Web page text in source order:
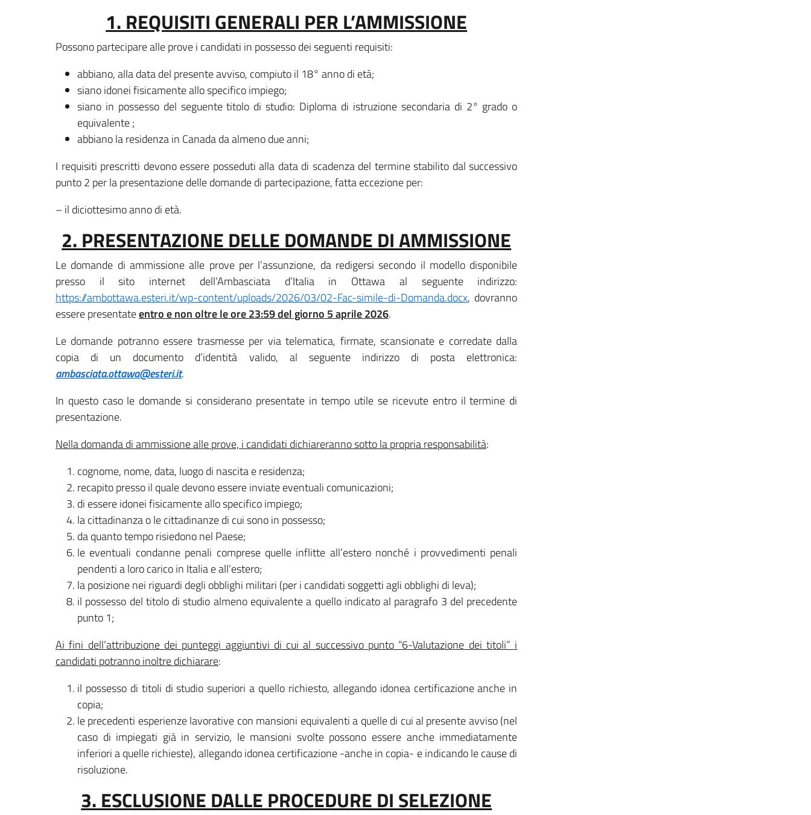
1. REQUISITI GENERALI PER L’AMMISSIONE
Possono partecipare alle prove i candidati in possesso dei seguenti requisiti:
abbiano, alla data del presente avviso, compiuto il 18° anno di età;
siano idonei fisicamente allo specifico impiego;
siano in possesso del seguente titolo di studio: Diploma di istruzione secondaria di 2° grado o
equivalente ;
abbiano la residenza in Canada da almeno due anni;
I requisiti prescritti devono essere posseduti alla data di scadenza del termine stabilito dal successivo
punto 2 per la presentazione delle domande di partecipazione, fatta eccezione per:
– il diciottesimo anno di età.
2. PRESENTAZIONE DELLE DOMANDE DI AMMISSIONE
Le domande di ammissione alle prove per l’assunzione, da redigersi secondo il modello disponibile
presso il sito internet dell’Ambasciata d’Italia in Ottawa al seguente indirizzo:
https://ambottawa.esteri.it/wp-content/uploads/2026/03/02-Fac-simile-di-Domanda.docx, dovranno
essere presentateentro e non oltre le ore23:59del giorno 5 aprile 2026.
Le domande potranno essere trasmesse per via telematica, firmate, scansionate e corredate dalla
copia di un documento d’identità valido, al seguente indirizzo di posta elettronica:
ambasciata.ottawa@esteri.it.
In questo caso le domande si considerano presentate in tempo utile se ricevute entro il termine di
presentazione.
Nella domanda di ammissione alle prove, i candidati dichiareranno sotto la propria responsabilità:
cognome, nome, data, luogo di nascita e residenza;
recapito presso il quale devono essere inviate eventuali comunicazioni;
di essere idonei fisicamente allo specifico impiego;
la cittadinanza o le cittadinanze di cui sono in possesso;
da quanto tempo risiedono nel Paese;
le eventuali condanne penali comprese quelle inflitte all’estero nonché i provvedimenti penali
pendenti a loro carico in Italia e all’estero;
la posizione nei riguardi degli obblighi militari (per i candidati soggetti agli obblighi di leva);
il possesso del titolo di studio almeno equivalente a quello indicato al paragrafo 3 del precedente
punto 1;
Ai fini dell’attribuzione dei punteggi aggiuntivi di cui al successivo punto “6-Valutazione dei titoli” i
candidati potranno inoltre dichiarare:
il possesso di titoli di studio superiori a quello richiesto, allegando idonea certificazione anche in
copia;
le precedenti esperienze lavorative con mansioni equivalenti a quelle di cui al presente avviso (nel
caso di impiegati già in servizio, le mansioni svolte possono essere anche immediatamente
inferiori a quelle richieste), allegando idonea certificazione -anche in copia- e indicando le cause di
risoluzione.
3. ESCLUSIONE DALLE PROCEDURE DI SELEZIONE